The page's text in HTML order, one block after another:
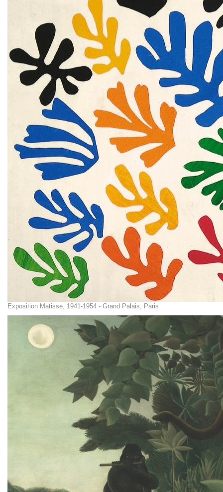
Exposition Matisse, 1941-1954 - Grand Palais, Paris